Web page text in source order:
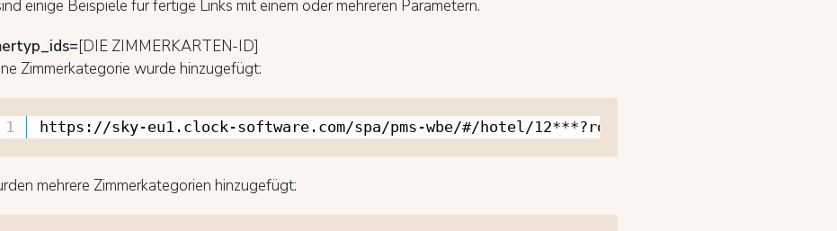
einige Beispiele für fertige Links mit einem oder mehreren Parametern.
[DIE ZIMMERKARTEN-ID]
Zimmerkategorie wurde hinzugefügt:
https://sky-eu1.clock-software.com/spa/pms-wbe/#/hotel/12***?room_type_ids=29578
mehrere Zimmerkategorien hinzugefügt: